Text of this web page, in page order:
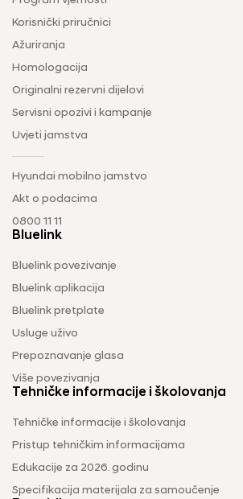
Korisnički priručnici
Ažuriranja
Homologacija
Originalni rezervni dijelovi
Servisni opozivi i kampanje
Uvjeti jamstva
Hyundai mobilno jamstvo
Akt o podacima
0800 11 11
Bluelink
Bluelink povezivanje
Bluelink aplikacija
Bluelink pretplate
Usluge uživo
Prepoznavanje glasa
Više povezivanja
Tehničke informacije i školovanja
Tehničke informacije i školovanja
Pristup tehničkim informacijama
Edukacije za 2026. godinu
Specifikacija materijala za samoučenje